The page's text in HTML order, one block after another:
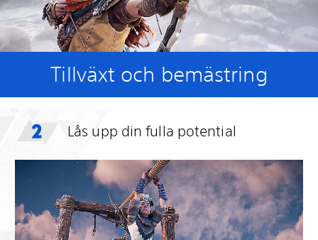
Tillväxt och bemästring
Lås upp din fulla potential